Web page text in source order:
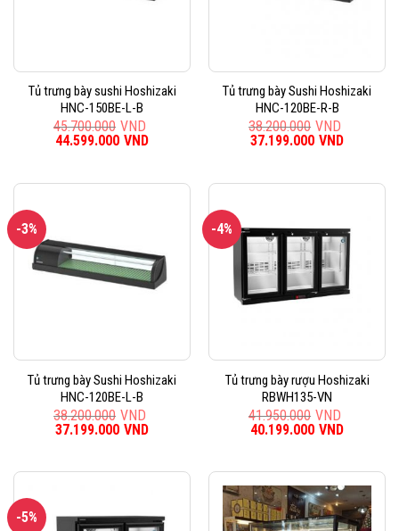
Tủ trưng bày sushi Hoshizaki
HNC-150BE-L-B
45.700.000 VND
Giá
45.700.000VND.
44.599.000 VND
là:
Tủ trưng bày Sushi Hoshizaki
HNC-120BE-R-B
38.200.000 VND
Giá
38.200.000VND.
37.199.000 VND
là:
-3%
Tủ trưng bày Sushi Hoshizaki
HNC-120BE-L-B
38.200.000 VND
Giá
38.200.000VND.
37.199.000 VND
là:
37.199.000VND.
-4%
Tủ trưng bày rượu Hoshizaki
RBWH135-VN
41.950.000 VND
Giá
41.950.000VND.
40.199.000 VND
là:
-5%